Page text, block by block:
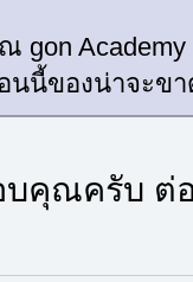
gon
นนี้ของน่าจะขา
บคุณครับ ต่